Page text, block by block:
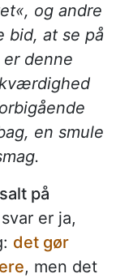
og andre
bid, at se på
denne
en smule
på
er ja,
det gør
, men det